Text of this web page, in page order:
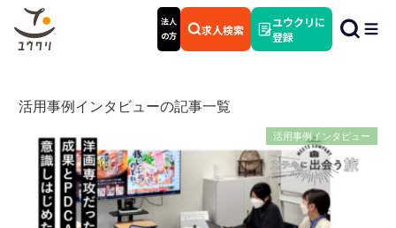
法人
の方
求人検索
ユウクリに
登録
活用事例インタビューの記事一覧
活用事例インタビュー